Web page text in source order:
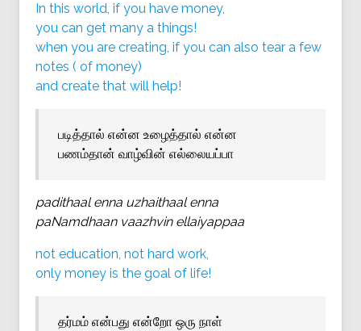
In this world, if you have money,
you can get many a things!
when you are creating, if you can also tear a few
notes ( of money)
and create that will help!
படித்தால் என்ன உழைத்தால் என்ன
பணம்தான் வாழ்வின் எல்லையப்பா
padithaal enna uzhaithaal enna
paNamdhaan vaazhvin ellaiyappaa
not education, not hard work,
only money is the goal of life!
தர்மம் என்பது என்றோ ஒரு நாள்